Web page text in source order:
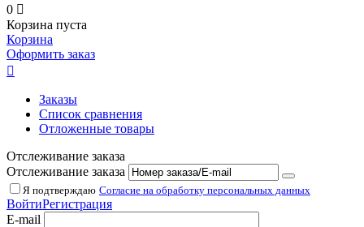
0 
Корзина пуста
Корзина
Оформить заказ

Заказы
Список сравнения
Отложенные товары
Отслеживание заказа
Отслеживание заказа
Я подтверждаю Согласие на обработку персональных данных
ВойтиРегистрация
E-mail